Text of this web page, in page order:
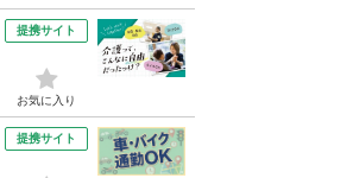
提携サイト
お気に入り
提携サイト